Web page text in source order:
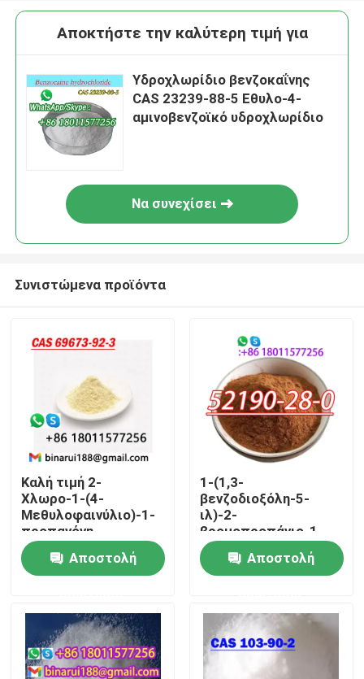
Σπίτι
Προϊόντα
Βίντεο
Αποκτήστε την καλύτερη τιμή για
Υδροχλωρίδιο βενζοκαΐνης
CAS 23239-88-5 Εθυλο-4-
αμινοβενζοϊκό υδροχλωρίδιο
Να συνεχίσει
Συνιστώμενα προϊόντα
Καλή τιμή 2-
Χλωρο-1-(4-
Μεθυλοφαινύλιο)-1-
προπανόνη
C10H11ClO β-
Χλωρο-4-
μεθυλοπροπιοφαινόνη
Αποστολή
1-(1,3-
βενζοδιοξόλη-5-
ιλ)-2-
βρομοπροπάνιο-1-
ένα/1-(βενζο[d]
[1,3]διοξόλη-5-ιλ)-2-
βρομοπροπάνιο-1-
Αποστολή